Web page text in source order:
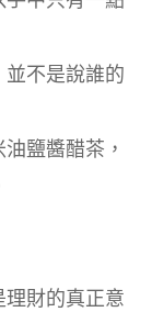
不是說誰的
鹽醬醋茶，
財的真正意